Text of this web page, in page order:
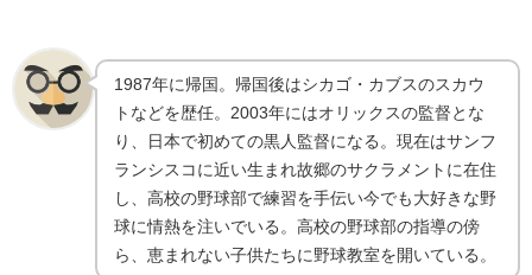
1987年に帰国。帰国後はシカゴ・カブスのスカウ
トなどを歴任。2003年にはオリックスの監督とな
り、日本で初めての黒人監督になる。現在はサンフ
ランシスコに近い生まれ故郷のサクラメントに在住
し、高校の野球部で練習を手伝い今でも大好きな野
球に情熱を注いでいる。高校の野球部の指導の傍
ら、恵まれない子供たちに野球教室を開いている。